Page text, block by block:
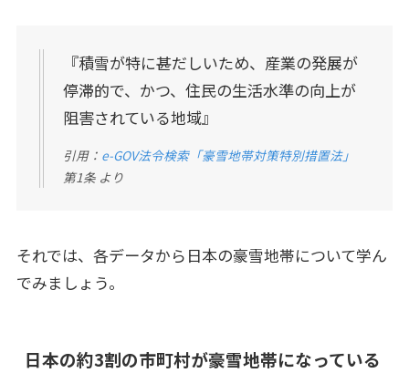
『積雪が特に甚だしいため、産業の発展が
停滞的で、かつ、住民の生活水準の向上が
阻害されている地域』
引用： e-GOV法令検索「豪雪地帯対策特別措置法」
第1条 より
それでは、各データから日本の豪雪地帯について学ん
でみましょう。
日本の約3割の市町村が豪雪地帯になっている